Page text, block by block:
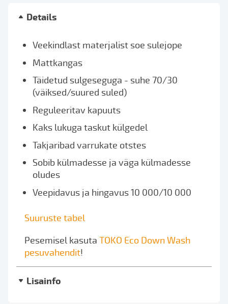
Details
Veekindlast materjalist soe sulejope
Mattkangas
Täidetud sulgeseguga - suhe 70/30
(väiksed/suured suled)
Reguleeritav kapuuts
Kaks lukuga taskut külgedel
Takjaribad varrukate otstes
Sobib külmadesse ja väga külmadesse
oludes
Veepidavus ja hingavus 10 000/10 000
Suuruste tabel
Pesemisel kasuta TOKO Eco Down Wash
pesuvahendit!
Lisainfo